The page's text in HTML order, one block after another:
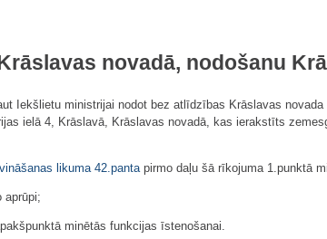
novadā, nodošanu
Iekšlietu ministrijai nodot bez atlīdzības Krāslavas
ielā 4, Krāslavā, Krāslavas novadā, kas ierakstīts
likuma 42.pantapirmo daļu šā rīkojuma 1.punktā
aprūpi;
minētās funkcijas īstenošanai.